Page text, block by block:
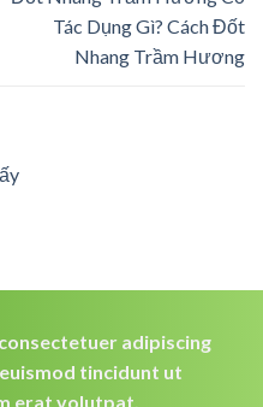
Tác Dụng Gì? Cách Đốt
Nhang Trầm Hương
adipiscing
tincidunt ut
erat volutpat.